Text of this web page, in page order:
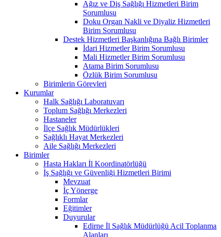
Ağız ve Diş Sağlığı Hizmetleri Birim
Sorumlusu
Doku Organ Nakli ve Diyaliz Hizmetleri
Birim Sorumlusu
Destek Hizmetleri Başkanlığına Bağlı Birimler
İdari Hizmetler Birim Sorumlusu
Mali Hizmetler Birim Sorumlusu
Atama Birim Sorumlusu
Özlük Birim Sorumlusu
Birimlerin Görevleri
Kurumlar
Halk Sağlığı Laboratuvarı
Toplum Sağlığı Merkezleri
Hastaneler
İlçe Sağlık Müdürlükleri
Sağlıklı Hayat Merkezleri
Aile Sağlığı Merkezleri
Birimler
Hasta Hakları İl Koordinatörlüğü
İş Sağlığı ve Güvenliği Hizmetleri Birimi
Mevzuat
İç Yönerge
Formlar
Eğitimler
Duyurular
Edirne İl Sağlık Müdürlüğü Acil Toplanma
Alanları